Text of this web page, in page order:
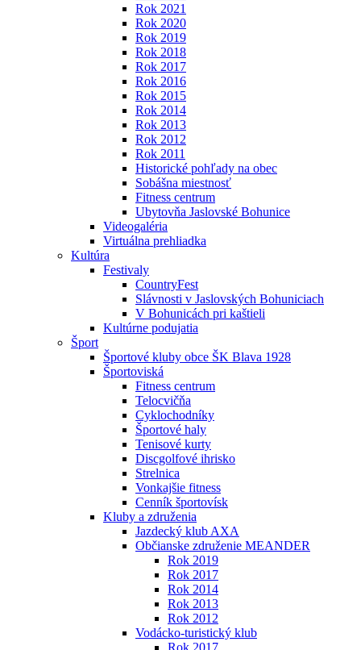
Rok 2021
Rok 2020
Rok 2019
Rok 2018
Rok 2017
Rok 2016
Rok 2015
Rok 2014
Rok 2013
Rok 2012
Rok 2011
Historické pohľady na obec
Sobášna miestnosť
Fitness centrum
Ubytovňa Jaslovské Bohunice
Videogaléria
Virtuálna prehliadka
Kultúra
Festivaly
CountryFest
Slávnosti v Jaslovských Bohuniciach
V Bohunicách pri kaštieli
Kultúrne podujatia
Šport
Športové kluby obce ŠK Blava 1928
Športoviská
Fitness centrum
Telocvičňa
Cyklochodníky
Športové haly
Tenisové kurty
Discgolfové ihrisko
Strelnica
Vonkajšie fitness
Cenník športovísk
Kluby a združenia
Jazdecký klub AXA
Občianske združenie MEANDER
Rok 2019
Rok 2017
Rok 2014
Rok 2013
Rok 2012
Vodácko-turistický klub
Rok 2017